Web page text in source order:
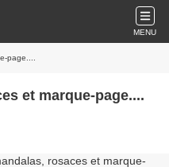
MENU
page....
et marque-page....